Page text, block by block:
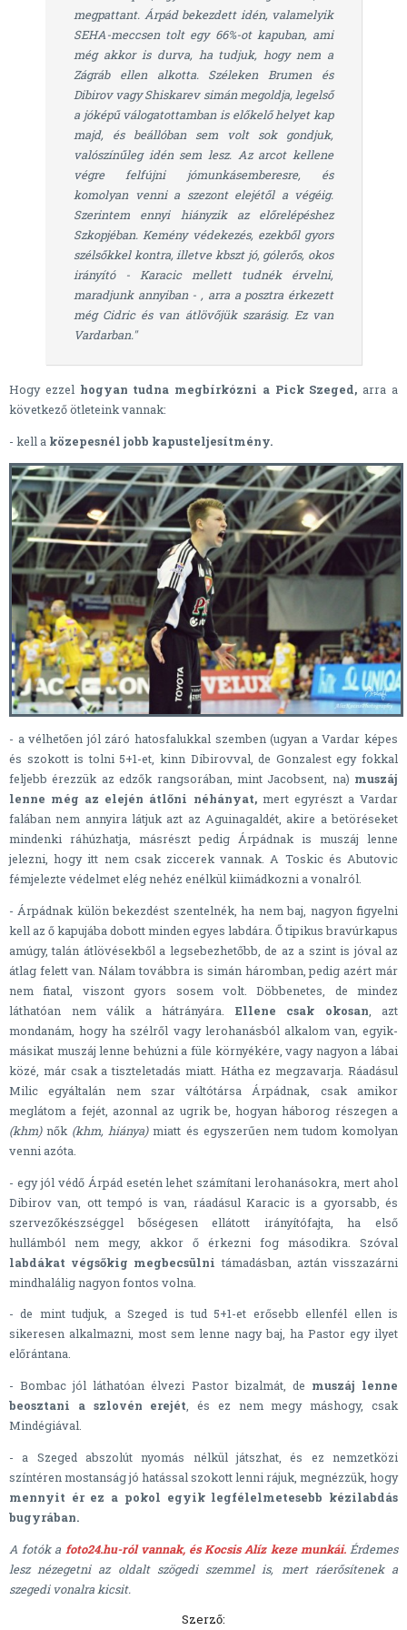
megpattant. Árpád bekezdett idén, valamelyik
SEHA-meccsen tolt egy 66%-ot kapuban, ami
még akkor is durva, ha tudjuk, hogy nem a
Zágráb ellen alkotta. Széleken Brumen és
Dibirov vagy Shiskarev simán megoldja, legelső
a jóképű válogatottamban is előkelő helyet kap
majd, és beállóban sem volt sok gondjuk,
valószínűleg idén sem lesz. Az arcot kellene
végre felfújni jómunkásemberesre, és
komolyan venni a szezont elejétől a végéig.
Szerintem ennyi hiányzik az előrelépéshez
Szkopjéban. Kemény védekezés, ezekből gyors
szélsőkkel kontra, illetve kbszt jó, gólerős, okos
irányító - Karacic mellett tudnék érvelni,
maradjunk annyiban - , arra a posztra érkezett
még Cidric és van átlövőjük szarásig. Ez van
Vardarban."
Hogy ezzel hogyan tudna megbírkózni a Pick Szeged, arra a
következő ötleteink vannak:
- kell a közepesnél jobb kapusteljesítmény.
- a vélhetően jól záró hatosfalukkal szemben (ugyan a Vardar képes
és szokott is tolni 5+1-et, kinn Dibirovval, de Gonzalest egy fokkal
feljebb érezzük az edzők rangsorában, mint Jacobsent, na) muszáj
lenne még az elején átlőni néhányat,mert egyrészt a Vardar
falában nem annyira látjuk azt az Aguinagaldét, akire a betöréseket
mindenki ráhúzhatja, másrészt pedig Árpádnak is muszáj lenne
jelezni, hogy itt nem csak ziccerek vannak. A Toskic és Abutovic
fémjelezte védelmet elég nehéz enélkül kiimádkozni a vonalról.
- Árpádnak külön bekezdést szentelnék, ha nem baj, nagyon figyelni
kell az ő kapujába dobott minden egyes labdára. Ő tipikus bravúrkapus
amúgy, talán átlövésekből a legsebezhetőbb, de az a szint is jóval az
átlag felett van. Nálam továbbra is simán háromban, pedig azért már
nem fiatal, viszont gyors sosem volt. Döbbenetes, de mindez
láthatóan nem válik a hátrányára.
Ellene csak okosan , azt
mondanám, hogy ha szélről vagy lerohanásból alkalom van, egyik-
másikat muszáj lenne behúzni a füle környékére, vagy nagyon a lábai
közé, már csak a tiszteletadás miatt. Hátha ez megzavarja. Ráadásul
Milic egyáltalán nem szar váltótársa Árpádnak, csak amikor
meglátom a fejét, azonnal az ugrik be, hogyan háborog részegen a
(khm)nők (khm, hiánya)miatt és egyszerűen nem tudom komolyan
venni azóta.
- egy jól védő Árpád esetén lehet számítani lerohanásokra, mert ahol
Dibirov van, ott tempó is van, ráadásul Karacic is a gyorsabb, és
szervezőkészséggel bőségesen ellátott irányítófajta, ha első
hullámból nem megy, akkor ő érkezni fog másodikra. Szóval
labdákat végsőkig megbecsülnitámadásban, aztán visszazárni
mindhalálig nagyon fontos volna.
- de mint tudjuk, a Szeged is tud 5+1-et erősebb ellenfél ellen is
sikeresen alkalmazni, most sem lenne nagy baj, ha Pastor egy ilyet
előrántana.
- Bombac jól láthatóan élvezi Pastor bizalmát, de muszáj lenne
beosztani a szlovén erejét , és ez nem megy máshogy, csak
Mindégiával.
- a Szeged abszolút nyomás nélkül játszhat, és ez nemzetközi
színtéren mostanság jó hatással szokott lenni rájuk, megnézzük, hogy
mennyit ér ez a pokol egyik legfélelmetesebb kézilabdás
bugyrában.
A fotók a foto24.hu-ról vannak, és Kocsis Alíz keze munkái.Érdemes
lesz nézegetni az oldalt szögedi szemmel is, mert ráerősítenek a
szegedi vonalra kicsit.
Szerző: